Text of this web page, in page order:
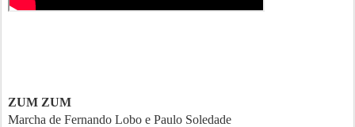
ZUM ZUM
Marcha de Fernando Lobo e Paulo Soledade